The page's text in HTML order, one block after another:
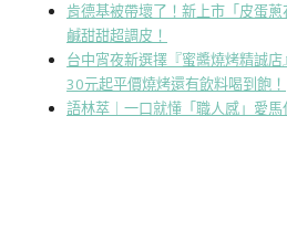
肯德基被帶壞了！新上市「皮蛋
鹹甜甜超調皮！
台中宵夜新選擇『蜜醬燒烤精誠
30元起平價燒烤還有飲料喝到飽！
語林萃｜一口就懂「職人感」愛